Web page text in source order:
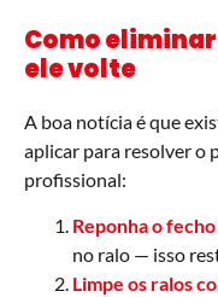
Como
ele volte
A boa notícia é que
aplicar para resolver o
profissional:
Reponha o
no ralo — isso
Limpe os ralos